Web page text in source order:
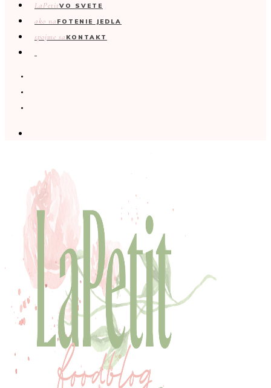
LaPetitVO SVETE
ako na FOTENIE JEDLA
spojme sa KONTAKT